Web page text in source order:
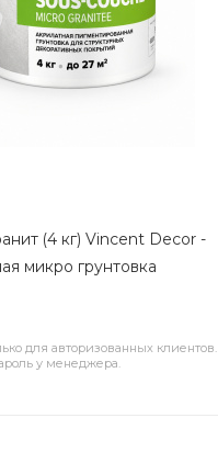
(4 кг) Vincent Decor -
микро грунтовка
для авторизованных клиентов.
у менеджера.